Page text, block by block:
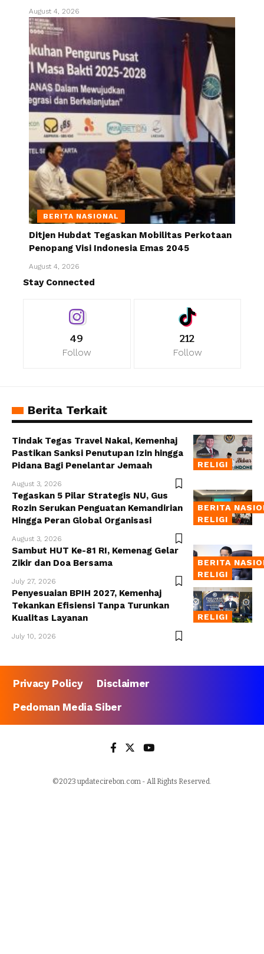
August 4, 2026
BERITA NASIONAL
Ditjen Hubdat Tegaskan Mobilitas Perkotaan
Penopang Visi Indonesia Emas 2045
August 4, 2026
Stay Connected
49
Follow
212
Follow
Berita Terkait
RELIGI
Tindak Tegas Travel Nakal, Kemenhaj
Pastikan Sanksi Penutupan Izin hingga
Pidana Bagi Penelantar Jemaah
August 3, 2026
BERITA
RELIGI
Tegaskan 5 Pilar Strategis NU, Gus
Rozin Serukan Penguatan Kemandirian
Hingga Peran Global Organisasi
August 3, 2026
BERITA
RELIGI
Sambut HUT Ke-81 RI, Kemenag Gelar
Zikir dan Doa Bersama
July 27, 2026
RELIGI
Penyesuaian BPIH 2027, Kemenhaj
Tekankan Efisiensi Tanpa Turunkan
Kualitas Layanan
July 10, 2026
Privacy Policy
Disclaimer
Pedoman Media Siber
©2023 updatecirebon.com - All Rights Reserved.